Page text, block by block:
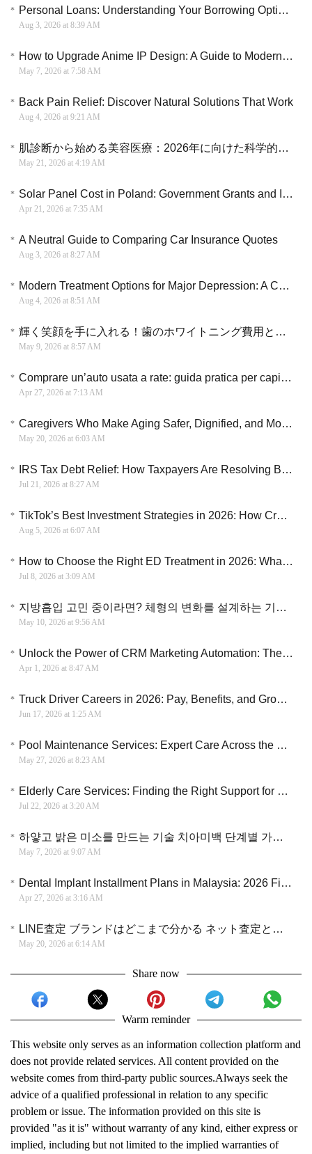
Personal Loans: Understanding Your Borrowing Options
Aug 3, 2026 at 8:39 AM
How to Upgrade Anime IP Design: A Guide to Modern Visual Transformation & Creative Direction
May 7, 2026 at 7:58 AM
Back Pain Relief: Discover Natural Solutions That Work
Aug 4, 2026 at 9:21 AM
肌診断から始める美容医療：2026年に向けた科学的スキンケアのアプローチ
May 21, 2026 at 4:19 AM
Solar Panel Cost in Poland: Government Grants and Installation Guide
Apr 21, 2026 at 7:35 AM
A Neutral Guide to Comparing Car Insurance Quotes
Aug 3, 2026 at 8:27 AM
Modern Treatment Options for Major Depression: A Complete Medical Guide
Aug 4, 2026 at 8:51 AM
輝く笑顔を手に入れる！歯のホワイトニング費用と健康ケア実用ガイド
May 9, 2026 at 8:57 AM
Comprare un’auto usata a rate: guida pratica per capire costi, requisiti e possibili opzioni
Apr 27, 2026 at 7:13 AM
Caregivers Who Make Aging Safer, Dignified, and More Human
May 20, 2026 at 6:03 AM
IRS Tax Debt Relief: How Taxpayers Are Resolving Back Taxes and Settling Debt
Jul 21, 2026 at 8:27 AM
TikTok’s Best Investment Strategies in 2026: How Creators Turn Short Videos into Long-Term Income
Aug 5, 2026 at 6:07 AM
How to Choose the Right ED Treatment in 2026: What Every Man Should Know
Jul 8, 2026 at 3:09 AM
지방흡입 고민 중이라면? 체형의 변화를 설계하는 기술과 현실적인 관리법
May 10, 2026 at 9:56 AM
Unlock the Power of CRM Marketing Automation: The Key to Smarter, More Effective Campaigns
Apr 1, 2026 at 8:47 AM
Truck Driver Careers in 2026: Pay, Benefits, and Growth Opportunities
Jun 17, 2026 at 1:25 AM
Pool Maintenance Services: Expert Care Across the US and Canada for Nearly Free
May 27, 2026 at 8:23 AM
Elderly Care Services: Finding the Right Support for Seniors and Their Families
Jul 22, 2026 at 3:20 AM
하얗고 밝은 미소를 만드는 기술 치아미백 단계별 가이드와 한국인의 관리 트렌드
May 7, 2026 at 9:07 AM
Dental Implant Installment Plans in Malaysia: 2026 Financial Guide
Apr 27, 2026 at 3:16 AM
LINE査定 ブランドはどこまで分かる ネット査定との違いと使い方を整理
May 20, 2026 at 6:14 AM
Share now
Warm reminder
This website only serves as an information collection platform and
does not provide related services. All content provided on the
website comes from third-party public sources.Always seek the
advice of a qualified professional in relation to any specific
problem or issue. The information provided on this site is
provided "as it is" without warranty of any kind, either express or
implied, including but not limited to the implied warranties of